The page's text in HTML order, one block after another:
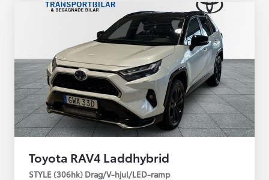
Toyota RAV4 Laddhybrid
STYLE (306hk) Drag/V-hjul/LED-ramp